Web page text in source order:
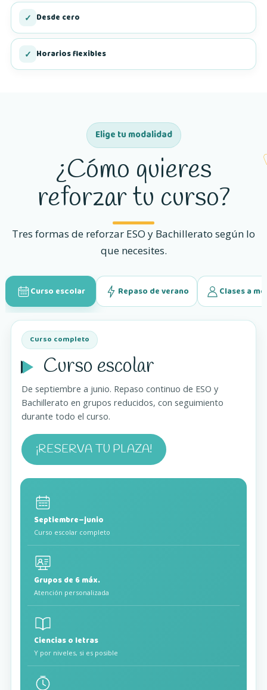
✓ Desde cero
✓ Horarios flexibles
Elige tu modalidad
¿Cómo quieres
reforzar tu curso?
Tres formas de reforzar ESO y Bachillerato según lo
que necesites.
Curso escolar Repaso de verano Clases a
Curso completo
Curso escolar
De septiembre a junio. Repaso continuo de ESO y
Bachillerato en grupos reducidos, con seguimiento
durante todo el curso.
¡RESERVA TU PLAZA!
Septiembre–junio
Curso escolar completo
Grupos de 6 máx.
Atención personalizada
Ciencias o letras
Y por niveles, si es posible